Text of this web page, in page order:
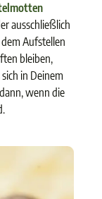
ausschließlich
Aufstellen
bleiben,
in Deinem
wenn die